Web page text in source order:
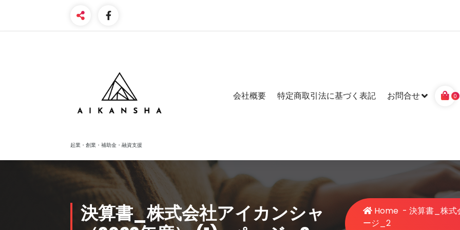
content
起業・創業・補助金・融資支援
会社概要 特定商取引法に基づく表記 お問合せ 0
決算書_株式会社アイカンシャ
Home - 決算書_株式
ージ_2